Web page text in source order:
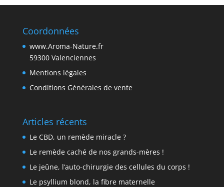
Coordonnées
www.Aroma-Nature.fr
59300 Valenciennes
Mentions légales
Conditions Générales de vente
Articles récents
Le CBD, un remède miracle ?
Le remède caché de nos grands-mères !
Le jeûne, l’auto-chirurgie des cellules du corps !
Le psyllium blond, la fibre maternelle